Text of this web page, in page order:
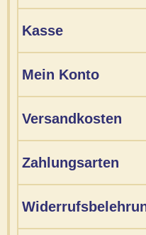
Kasse
Mein Konto
Versandkosten
Zahlungsarten